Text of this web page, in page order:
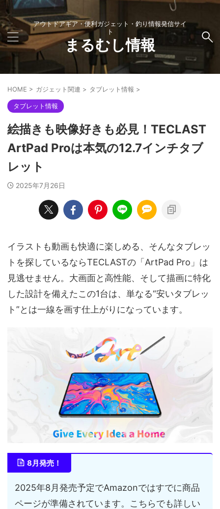
アウトドアギア・便利ガジェット・釣り情報発信サイ
ト
まるむし情報
HOME > ガジェット関連 > タブレット情報 >
タブレット情報
絵描きも映像好きも必見！TECLAST
ArtPad Proは本気の12.7インチタブ
レット
2025年7月26日
イラストも動画も快適に楽しめる、そんなタブレッ
トを探しているならTECLASTの「ArtPad Pro」は
見逃せません。大画面と高性能、そして描画に特化
した設計を備えたこの1台は、単なる“安いタブレッ
ト”とは一線を画す仕上がりになっています。
8月発売！
2025年8月発売予定でAmazonではすでに商品
ページが準備されています。こちらでも詳しい